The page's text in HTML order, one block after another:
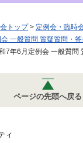
トップ> 定例会・臨時
一般質問 質疑質問・答
7年6月定例会 一般質問
ページの先頭へ戻る
ィ